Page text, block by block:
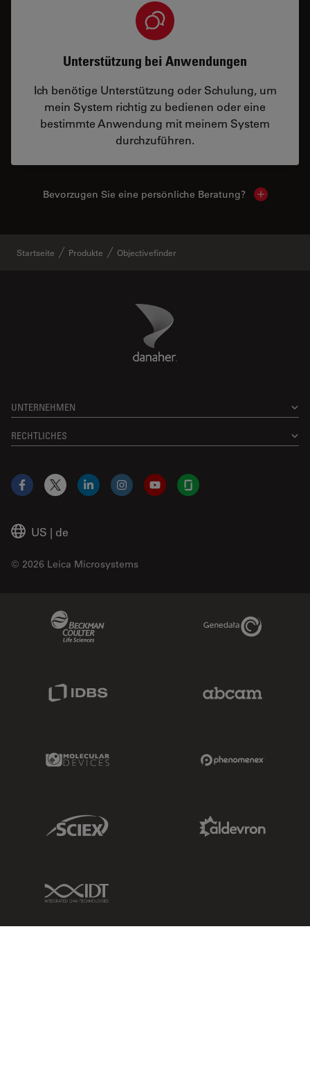
Unterstützung bei Anwendungen
Ich benötige Unterstützung oder Schulung, um
mein System richtig zu bedienen oder eine
bestimmte Anwendung mit meinem System
durchzuführen.
Bevorzugen Sie eine persönliche Beratung? Show
Startseite Produkte Objectivefinder
Danaher Logo
UNTERNEHMEN
RECHTLICHES
US | de
© 2026 Leica Microsystems
Facebook
X LinkedInInstagramYouTubeGlassdoor
Genedata Link
Molecular Devices Link
Sciex Link
IDT Link